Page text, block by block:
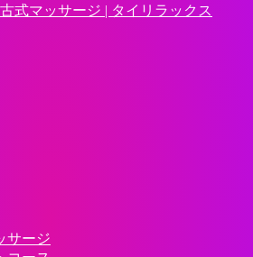
式マッサージ | タイリラックス
サージ